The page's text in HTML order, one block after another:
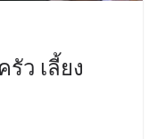
ว เลี้ยง